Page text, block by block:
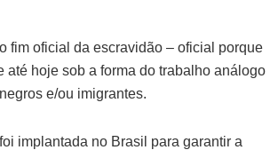
fim oficial da escravidão – oficial porque
até hoje sob a forma do trabalho análogo
e/ou imigrantes.
implantada no Brasil para garantir a